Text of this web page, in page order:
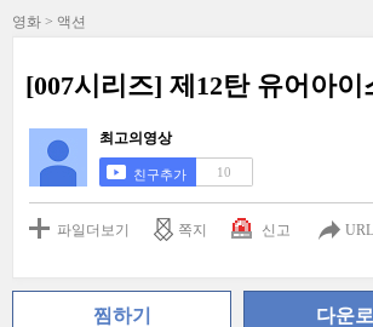
영화 > 액션
[007시리즈] 제12탄 유어아
최고의영상
친구추가 10
파일더보기 쪽지 신고
찜하기 다운